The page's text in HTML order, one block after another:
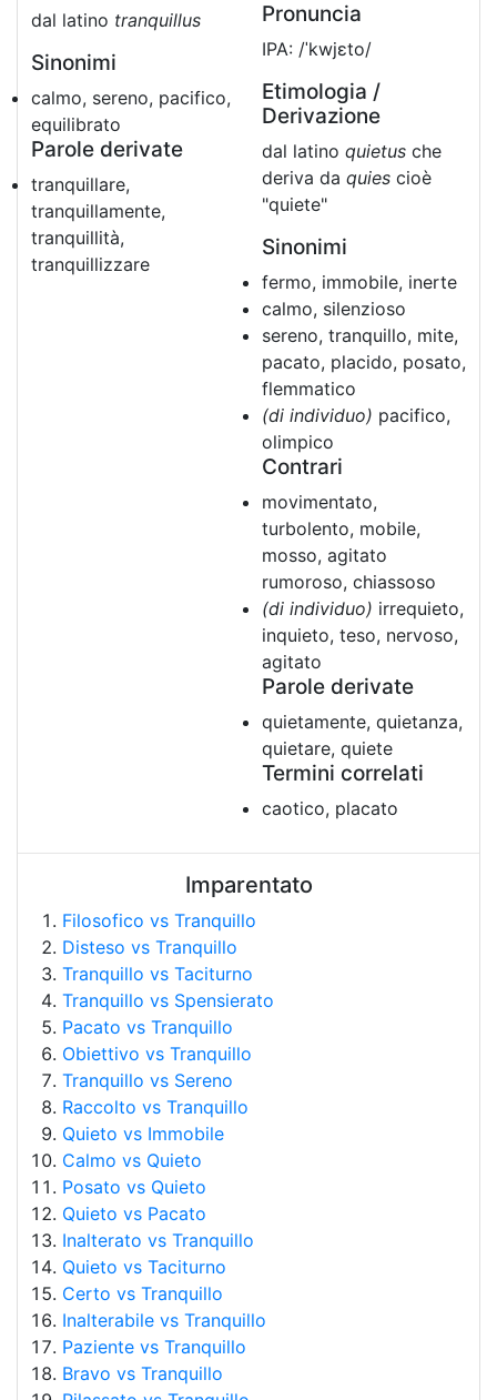
dal latino tranquillus
Sinonimi
calmo, sereno, pacifico,
equilibrato
Parole derivate
tranquillare,
tranquillamente,
tranquillità,
tranquillizzare
Pronuncia
IPA: /ˈkwjɛto/
Etimologia /
Derivazione
dal latino quietus che
deriva da quies cioè
"quiete"
Sinonimi
fermo, immobile, inerte
calmo, silenzioso
sereno, tranquillo, mite,
pacato, placido, posato,
flemmatico
(di individuo) pacifico,
olimpico
Contrari
movimentato,
turbolento, mobile,
mosso, agitato
rumoroso, chiassoso
(di individuo) irrequieto,
inquieto, teso, nervoso,
agitato
Parole derivate
quietamente, quietanza,
quietare, quiete
Termini correlati
caotico, placato
Imparentato
Filosofico vs Tranquillo
Disteso vs Tranquillo
Tranquillo vs Taciturno
Tranquillo vs Spensierato
Pacato vs Tranquillo
Obiettivo vs Tranquillo
Tranquillo vs Sereno
Raccolto vs Tranquillo
Quieto vs Immobile
Calmo vs Quieto
Posato vs Quieto
Quieto vs Pacato
Inalterato vs Tranquillo
Quieto vs Taciturno
Certo vs Tranquillo
Inalterabile vs Tranquillo
Paziente vs Tranquillo
Bravo vs Tranquillo